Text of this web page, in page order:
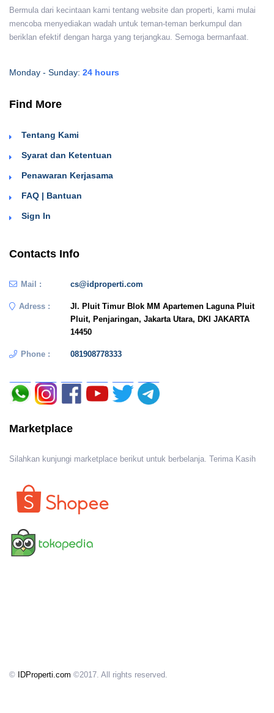
Bermula dari kecintaan kami tentang website dan properti, kami mulai
mencoba menyediakan wadah untuk teman-teman berkumpul dan
beriklan efektif dengan harga yang terjangkau. Semoga bermanfaat.
Monday - Sunday: 24 hours
Find More
Tentang Kami
Syarat dan Ketentuan
Penawaran Kerjasama
FAQ | Bantuan
Sign In
Contacts Info
Mail : cs@idproperti.com
Adress :
Jl. Pluit Timur Blok MM Apartemen Laguna Pluit
Pluit, Penjaringan, Jakarta Utara, DKI JAKARTA
14450
Phone : 081908778333
Marketplace
Silahkan kunjungi marketplace berikut untuk berbelanja. Terima Kasih
© IDProperti.com ©2017. All rights reserved.